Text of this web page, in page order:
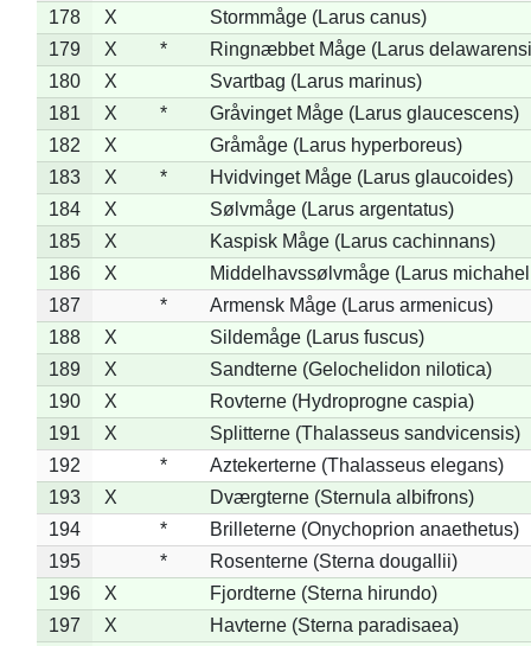
178
X
Stormmåge (Larus canus)
179
X *
Ringnæbbet Måge (Larus
180
X
Svartbag (Larus marinus)
181
X *
Gråvinget Måge (Larus glaucescens)
182
X
Gråmåge (Larus hyperboreus)
183
X *
Hvidvinget Måge (Larus glaucoides)
184
X
Sølvmåge (Larus argentatus)
185
X
Kaspisk Måge (Larus cachinnans)
186
X
Middelhavssølvmåge (Larus
187
*
Armensk Måge (Larus armenicus)
188
X
Sildemåge (Larus fuscus)
189
X
Sandterne (Gelochelidon nilotica)
190
X
Rovterne (Hydroprogne caspia)
191
X
Splitterne (Thalasseus sandvicensis)
192
*
Aztekerterne (Thalasseus elegans)
193
X
Dværgterne (Sternula albifrons)
194
*
Brilleterne (Onychoprion anaethetus)
195
*
Rosenterne (Sterna dougallii)
196
X
Fjordterne (Sterna hirundo)
197
X
Havterne (Sterna paradisaea)